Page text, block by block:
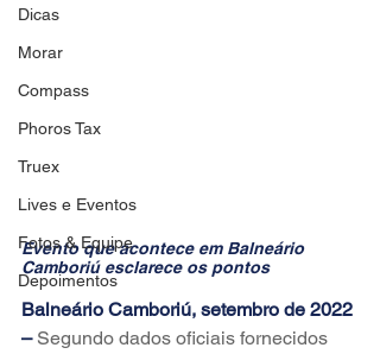
Dicas
Morar
Compass
Phoros Tax
Truex
Lives e Eventos
Fotos & Equipe
Depoimentos
Evento que acontece em Balneário
Camboriú esclarece os pontos
Balneário Camboriú, setembro de 2022
– Segundo dados oficiais fornecidos